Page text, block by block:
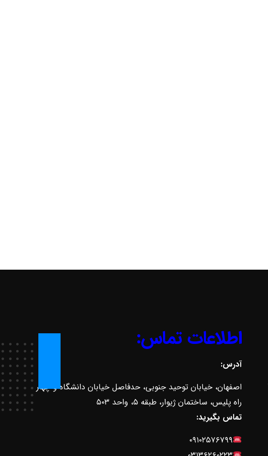
اطلاعات تماس:
آدرس:
اصفهان، خیابان توحید جنوبی، حدفاصل خیابان دانشگاه و چهار
راه پلیس، ساختمان ژیوار، طبقه ۵، واحد ۵۰۳
تماس بگیرید:
۰۹۱۰۲۵۷۶۷۹۹